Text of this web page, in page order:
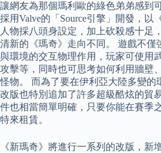
讓網友為那個瑪利歐的綠色弟弟感到
採用Valve的「Source引擎」開發，以
人物採八頭身設定，加上砍殺感十足
清新的《瑪奇》走向不同。 遊戲不僅
與環境的交互物理作用，玩家可使用
攻擊等，同時也可思考如何利用牆壁
怪物。 而為了要在伊利亞大陸多變的
改版也特別追加了許多超級酷炫的貿
件也相當簡單明確，只要你能在賽季
特來租賃。
《新瑪奇》將進行一系列的改版，新